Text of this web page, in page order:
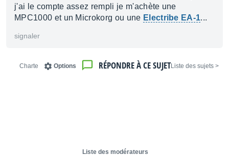
j'ai le compte assez rempli je m'achète une
MPC1000 et un Microkorg ou une Electribe EA-1...
signaler
< Liste des sujets
RÉPONDRE À CE SUJET
Options
Charte
Liste des modérateurs